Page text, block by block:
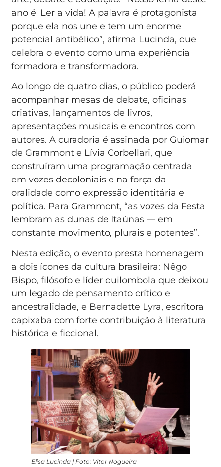
ano é: Ler a vida! A palavra é protagonista
porque ela nos une e tem um enorme
potencial antibélico”, afirma Lucinda, que
celebra o evento como uma experiência
formadora e transformadora.
Ao longo de quatro dias, o público poderá
acompanhar mesas de debate, oficinas
criativas, lançamentos de livros,
apresentações musicais e encontros com
autores. A curadoria é assinada por Guiomar
de Grammont e Lívia Corbellari, que
construíram uma programação centrada
em vozes decoloniais e na força da
oralidade como expressão identitária e
política. Para Grammont, “as vozes da Festa
lembram as dunas de Itaúnas — em
constante movimento, plurais e potentes”.
Nesta edição, o evento presta homenagem
a dois ícones da cultura brasileira: Nêgo
Bispo, filósofo e líder quilombola que deixou
um legado de pensamento crítico e
ancestralidade, e Bernadette Lyra, escritora
capixaba com forte contribuição à literatura
histórica e ficcional.
Elisa Lucinda | Foto: Vitor Nogueira